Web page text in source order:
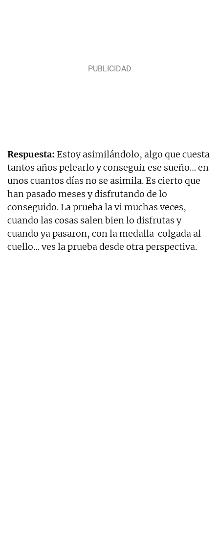
Respuesta: Estoy asimilándolo, algo que cuesta
tantos años pelearlo y conseguir ese sueño… en
unos cuantos días no se asimila. Es cierto que
han pasado meses y disfrutando de lo
conseguido. La prueba la vi muchas veces,
cuando las cosas salen bien lo disfrutas y
cuando ya pasaron, con la medalla colgada al
cuello… ves la prueba desde otra perspectiva.